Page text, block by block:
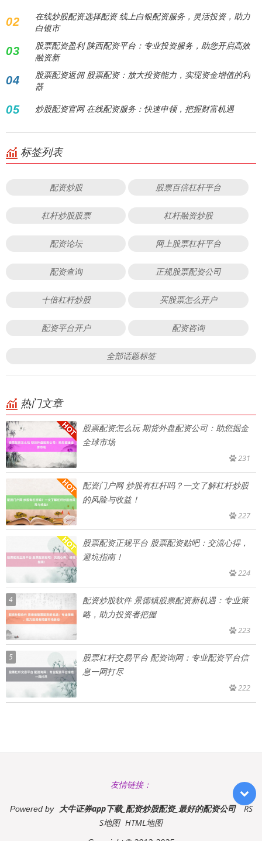
02
在线炒股配资选择配资 线上白银配资服务，灵活投资，助力
白银市
03
股票配资盈利 陕西配资平台：专业投资服务，助您开启高效
融资新
04
股票配资返佣 股票配资：放大投资能力，实现资金增值的利
器
05 炒股配资官网 在线配资服务：快速申领，把握财富机遇
标签列表
配资炒股 股票百倍杠杆平台
杠杆炒股股票 杠杆融资炒股
配资论坛 网上股票杠杆平台
配资查询 正规股票配资公司
十倍杠杆炒股 买股票怎么开户
配资平台开户 配资咨询
全部话题标签
热门文章
股票配资怎么玩 期货外盘配资公司：助您掘金
全球市场
231
配资门户网 炒股有杠杆吗？一文了解杠杆炒股
的风险与收益！
227
股票配资正规平台 股票配资贴吧：交流心得，
避坑指南！
224
4
配资炒股软件 景德镇股票配资新机遇：专业策
略，助力投资者把握
223
5
股票杠杆交易平台 配资询网：专业配资平台信
息一网打尽
222
友情链接：
Powered by 大牛证券app下载_配资炒股配资_最好的配资公司
RS
S地图 HTML地图